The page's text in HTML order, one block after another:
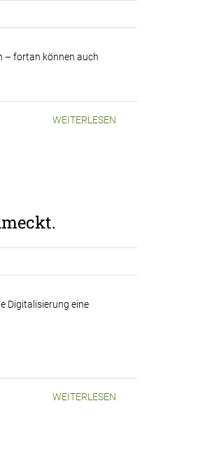
– fortan können auch
WEITERLESEN
Digitalisierung eine
WEITERLESEN